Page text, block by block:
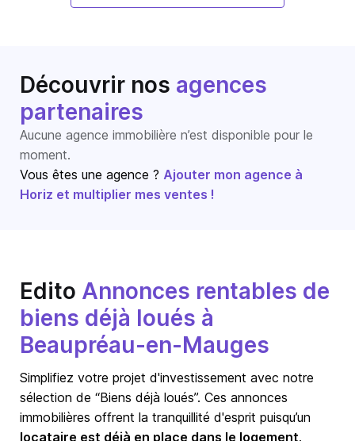
Découvrir nos agences
partenaires
Aucune agence immobilière n’est disponible pour le
moment.
Vous êtes une agence ? Ajouter mon agence à
Horiz et multiplier mes ventes !
Edito Annonces rentables de
biens déjà loués à
Beaupréau-en-Mauges
Simplifiez votre projet d'investissement avec notre
sélection de “Biens déjà loués”. Ces annonces
immobilières offrent la tranquillité d'esprit puisqu’un
locataire est déjà en place dans le logement.